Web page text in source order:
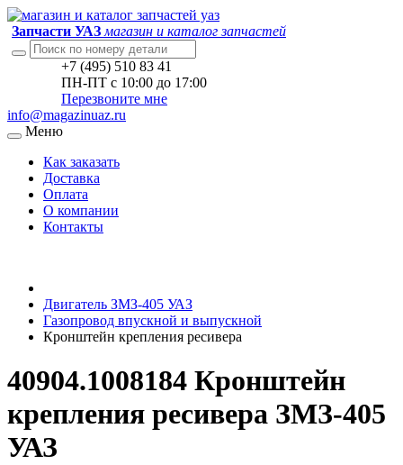
Запчасти УАЗ магазин и каталог запчастей
+7 (495) 510 83 41
ПН-ПТ с 10:00 до 17:00
Перезвоните мне
info@magazinuaz.ru
Меню
Как заказать
Доставка
Оплата
О компании
Контакты
Двигатель ЗМЗ-405 УАЗ
Газопровод впускной и выпускной
Кронштейн крепления ресивера
40904.1008184 Кронштейн
крепления ресивера ЗМЗ-405
УАЗ